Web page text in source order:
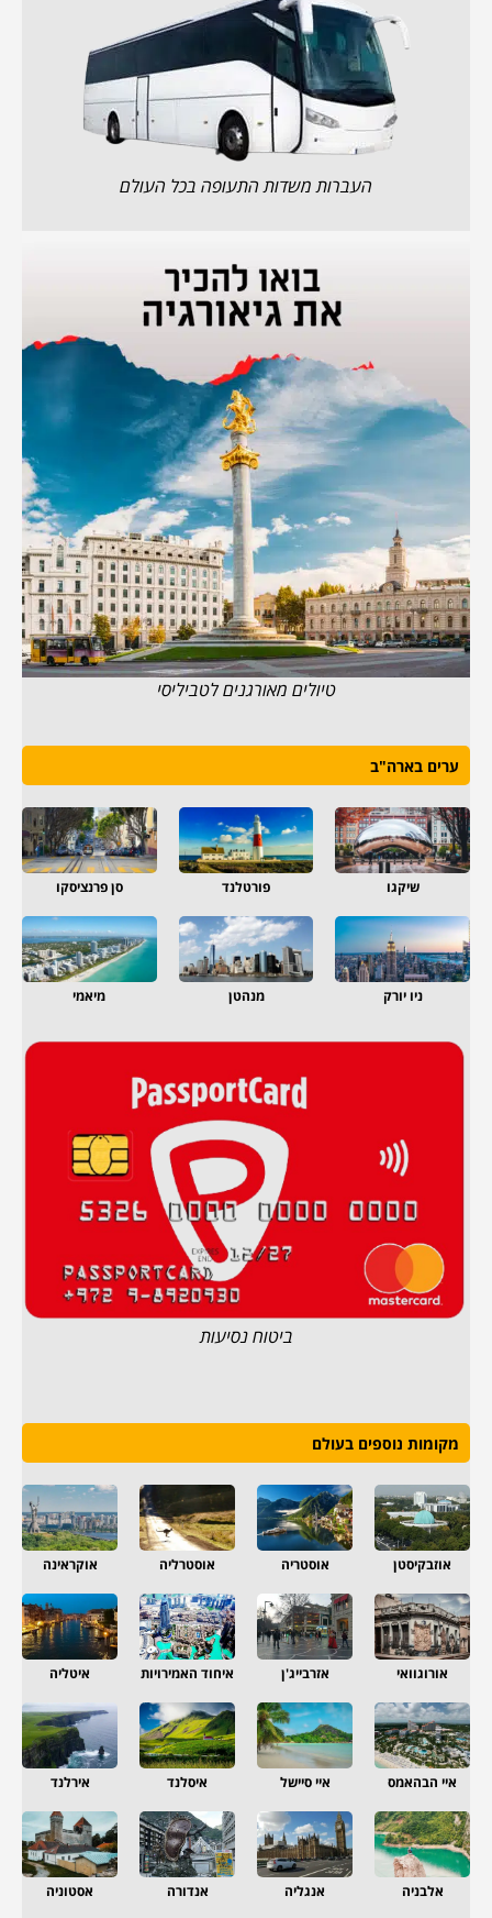
העברות משדות התעופה בכל העולם
טיולים מאורגנים לטביליסי
ערים בארה"ב
שיקגו פורטלנד סן פרנציסקו
ניו יורק מנהטן מיאמי
ביטוח נסיעות
מקומות נוספים בעולם
אוזבקיסטן אוסטריה אוסטרליה אוקראינה
אורוגוואי אזרבייג'ן איחוד האמירויות איטליה
איי הבהאמס איי סיישל איסלנד אירלנד
אלבניה אנגליה אנדורה אסטוניה